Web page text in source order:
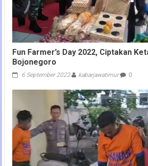
Fun Farmer’s Day 2022, Ciptakan
Bojonegoro
6 September 2022 kabarjawatimur 0